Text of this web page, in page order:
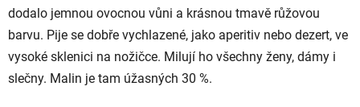
dodalo jemnou ovocnou vůni a krásnou tmavě růžovou
barvu. Pije se dobře vychlazené, jako aperitiv nebo dezert, ve
vysoké sklenici na nožičce. Milují ho všechny ženy, dámy i
slečny. Malin je tam úžasných 30 %.